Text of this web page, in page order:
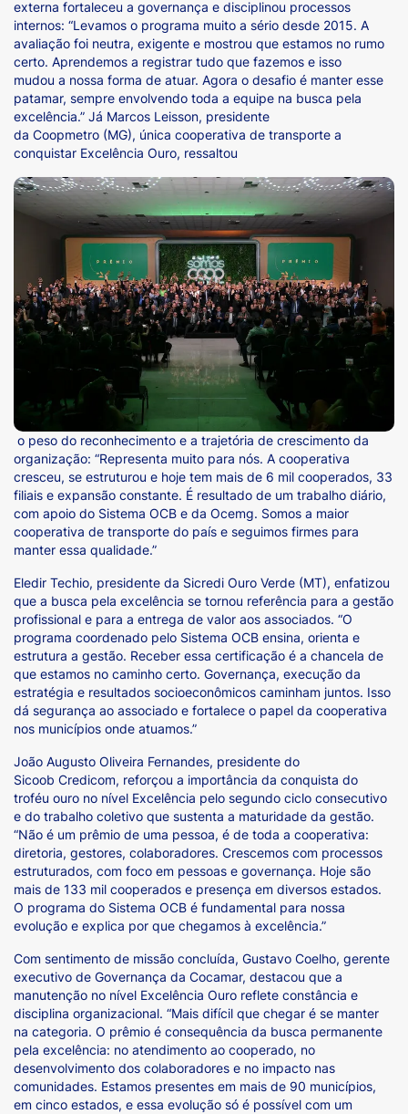
externa fortaleceu a governança e disciplinou processos
internos: “Levamos o programa muito a sério desde 2015. A
avaliação foi neutra, exigente e mostrou que estamos no rumo
certo. Aprendemos a registrar tudo que fazemos e isso
mudou a nossa forma de atuar. Agora o desafio é manter esse
patamar, sempre envolvendo toda a equipe na busca pela
excelência.” Já Marcos Leisson, presidente
da Coopmetro (MG), única cooperativa de transporte a
conquistar Excelência Ouro, ressaltou
o peso do reconhecimento e a trajetória de crescimento da
organização: “Representa muito para nós. A cooperativa
cresceu, se estruturou e hoje tem mais de 6 mil cooperados, 33
filiais e expansão constante. É resultado de um trabalho diário,
com apoio do Sistema OCB e da Ocemg. Somos a maior
cooperativa de transporte do país e seguimos firmes para
manter essa qualidade.”
Eledir Techio, presidente da Sicredi Ouro Verde (MT), enfatizou
que a busca pela excelência se tornou referência para a gestão
profissional e para a entrega de valor aos associados. “O
programa coordenado pelo Sistema OCB ensina, orienta e
estrutura a gestão. Receber essa certificação é a chancela de
que estamos no caminho certo. Governança, execução da
estratégia e resultados socioeconômicos caminham juntos. Isso
dá segurança ao associado e fortalece o papel da cooperativa
nos municípios onde atuamos.”
João Augusto Oliveira Fernandes, presidente do
Sicoob Credicom, reforçou a importância da conquista do
troféu ouro no nível Excelência pelo segundo ciclo consecutivo
e do trabalho coletivo que sustenta a maturidade da gestão.
“Não é um prêmio de uma pessoa, é de toda a cooperativa:
diretoria, gestores, colaboradores. Crescemos com processos
estruturados, com foco em pessoas e governança. Hoje são
mais de 133 mil cooperados e presença em diversos estados.
O programa do Sistema OCB é fundamental para nossa
evolução e explica por que chegamos à excelência.”
Com sentimento de missão concluída, Gustavo Coelho, gerente
executivo de Governança da Cocamar, destacou que a
manutenção no nível Excelência Ouro reflete constância e
disciplina organizacional. “Mais difícil que chegar é se manter
na categoria. O prêmio é consequência da busca permanente
pela excelência: no atendimento ao cooperado, no
desenvolvimento dos colaboradores e no impacto nas
comunidades. Estamos presentes em mais de 90 municípios,
em cinco estados, e essa evolução só é possível com um